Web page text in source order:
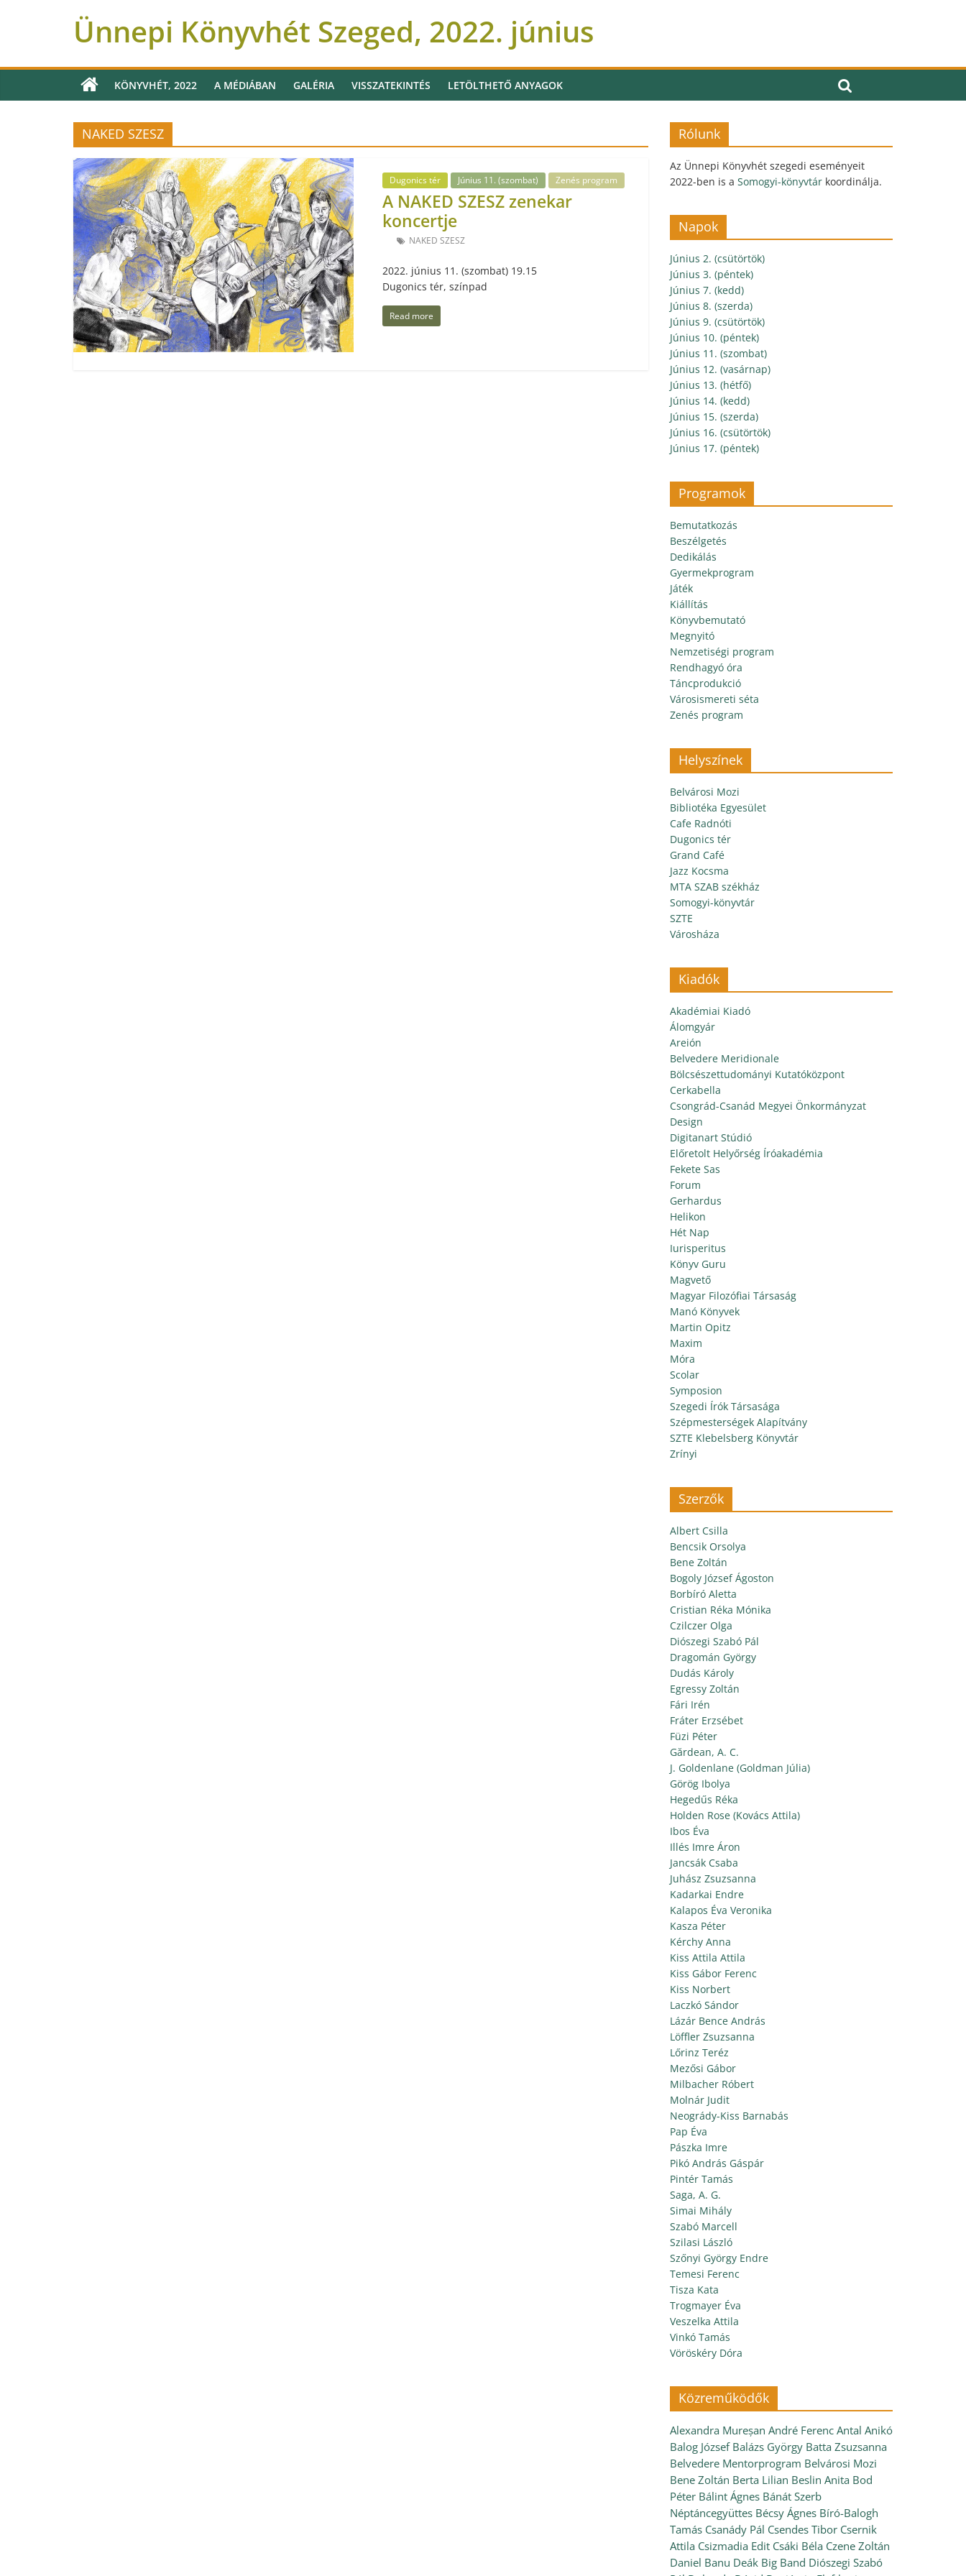
Ünnepi Könyvhét Szeged, 2022. június
KÖNYVHÉT, 2022 A MÉDIÁBAN GALÉRIA VISSZATEKINTÉS LETÖLTHETŐ ANYAGOK
NAKED SZESZ
Dugonics tér Június 11. (szombat) Zenés program
A NAKED SZESZ zenekar
koncertje
NAKED SZESZ
2022. június 11. (szombat) 19.15
Dugonics tér, színpad
Read more
Rólunk
Az Ünnepi Könyvhét szegedi eseményeit
2022-ben is a Somogyi-könyvtár koordinálja.
Napok
Június 2. (csütörtök)
Június 3. (péntek)
Június 7. (kedd)
Június 8. (szerda)
Június 9. (csütörtök)
Június 10. (péntek)
Június 11. (szombat)
Június 12. (vasárnap)
Június 13. (hétfő)
Június 14. (kedd)
Június 15. (szerda)
Június 16. (csütörtök)
Június 17. (péntek)
Programok
Bemutatkozás
Beszélgetés
Dedikálás
Gyermekprogram
Játék
Kiállítás
Könyvbemutató
Megnyitó
Nemzetiségi program
Rendhagyó óra
Táncprodukció
Városismereti séta
Zenés program
Helyszínek
Belvárosi Mozi
Bibliotéka Egyesület
Cafe Radnóti
Dugonics tér
Grand Café
Jazz Kocsma
MTA SZAB székház
Somogyi-könyvtár
SZTE
Városháza
Kiadók
Akadémiai Kiadó
Álomgyár
Areión
Belvedere Meridionale
Bölcsészettudományi Kutatóközpont
Cerkabella
Csongrád-Csanád Megyei Önkormányzat
Design
Digitanart Stúdió
Előretolt Helyőrség Íróakadémia
Fekete Sas
Forum
Gerhardus
Helikon
Hét Nap
Iurisperitus
Könyv Guru
Magvető
Magyar Filozófiai Társaság
Manó Könyvek
Martin Opitz
Maxim
Móra
Scolar
Symposion
Szegedi Írók Társasága
Szépmesterségek Alapítvány
SZTE Klebelsberg Könyvtár
Zrínyi
Szerzők
Albert Csilla
Bencsik Orsolya
Bene Zoltán
Bogoly József Ágoston
Borbíró Aletta
Cristian Réka Mónika
Czilczer Olga
Diószegi Szabó Pál
Dragomán György
Dudás Károly
Egressy Zoltán
Fári Irén
Fráter Erzsébet
Füzi Péter
Gărdean, A. C.
J. Goldenlane (Goldman Júlia)
Görög Ibolya
Hegedűs Réka
Holden Rose (Kovács Attila)
Ibos Éva
Illés Imre Áron
Jancsák Csaba
Juhász Zsuzsanna
Kadarkai Endre
Kalapos Éva Veronika
Kasza Péter
Kérchy Anna
Kiss Attila Attila
Kiss Gábor Ferenc
Kiss Norbert
Laczkó Sándor
Lázár Bence András
Löffler Zsuzsanna
Lőrinz Teréz
Mezősi Gábor
Milbacher Róbert
Molnár Judit
Neogrády-Kiss Barnabás
Pap Éva
Pászka Imre
Pikó András Gáspár
Pintér Tamás
Saga, A. G.
Simai Mihály
Szabó Marcell
Szilasi László
Szőnyi György Endre
Temesi Ferenc
Tisza Kata
Trogmayer Éva
Veszelka Attila
Vinkó Tamás
Vöröskéry Dóra
Közreműködők
Alexandra Mureșan André Ferenc Antal Anikó
Balog József Balázs György Batta Zsuzsanna
Belvedere Mentorprogram Belvárosi Mozi
Bene Zoltán Berta Lilian Beslin Anita Bod
Péter Bálint Ágnes Bánát Szerb
Néptáncegyüttes Bécsy Ágnes Bíró-Balogh
Tamás Csanády Pál Csendes Tibor Csernik
Attila Csizmadia Edit Csáki Béla Czene Zoltán
Daniel Banu Deák Big Band Diószegi Szabó